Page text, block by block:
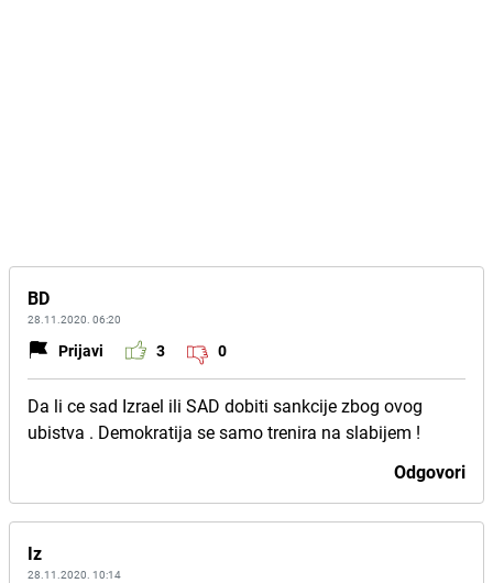
BD
28.11.2020. 06:20
Prijavi 3 0
Da li ce sad Izrael ili SAD dobiti sankcije zbog ovog
ubistva . Demokratija se samo trenira na slabijem !
Odgovori
Iz
28.11.2020. 10:14